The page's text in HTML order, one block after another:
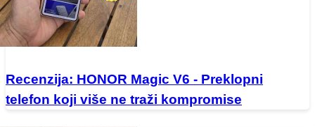
Recenzija: HONOR Magic V6 - Preklopni
telefon koji više ne traži kompromise